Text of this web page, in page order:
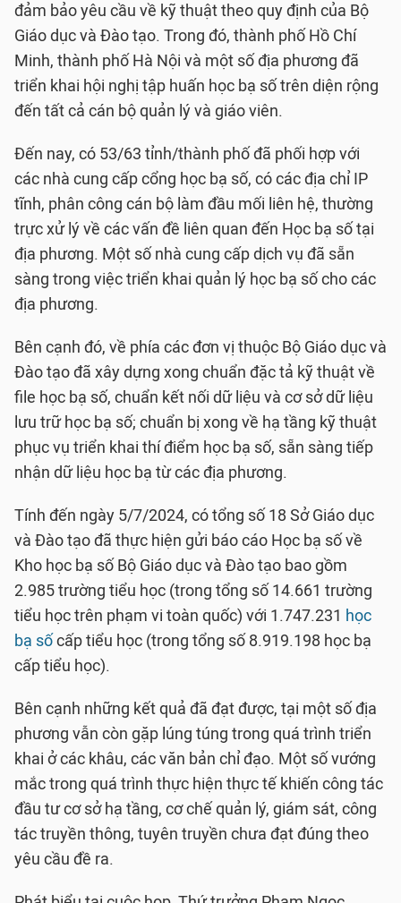
đảm bảo yêu cầu về kỹ thuật theo quy định của Bộ
Giáo dục và Đào tạo. Trong đó, thành phố Hồ Chí
Minh, thành phố Hà Nội và một số địa phương đã
triển khai hội nghị tập huấn học bạ số trên diện rộng
đến tất cả cán bộ quản lý và giáo viên.
Đến nay, có 53/63 tỉnh/thành phố đã phối hợp với
các nhà cung cấp cổng học bạ số, có các địa chỉ IP
tĩnh, phân công cán bộ làm đầu mối liên hệ, thường
trực xử lý về các vấn đề liên quan đến Học bạ số tại
địa phương. Một số nhà cung cấp dịch vụ đã sẵn
sàng trong việc triển khai quản lý học bạ số cho các
địa phương.
Bên cạnh đó, về phía các đơn vị thuộc Bộ Giáo dục và
Đào tạo đã xây dựng xong chuẩn đặc tả kỹ thuật về
file học bạ số, chuẩn kết nối dữ liệu và cơ sở dữ liệu
lưu trữ học bạ số; chuẩn bị xong về hạ tầng kỹ thuật
phục vụ triển khai thí điểm học bạ số, sẵn sàng tiếp
nhận dữ liệu học bạ từ các địa phương.
Tính đến ngày 5/7/2024, có tổng số 18 Sở Giáo dục
và Đào tạo đã thực hiện gửi báo cáo Học bạ số về
Kho học bạ số Bộ Giáo dục và Đào tạo bao gồm
2.985 trường tiểu học (trong tổng số 14.661 trường
tiểu học trên phạm vi toàn quốc) với 1.747.231 học
bạ sốcấp tiểu học (trong tổng số 8.919.198 học bạ
cấp tiểu học).
Bên cạnh những kết quả đã đạt được, tại một số địa
phương vẫn còn gặp lúng túng trong quá trình triển
khai ở các khâu, các văn bản chỉ đạo. Một số vướng
mắc trong quá trình thực hiện thực tế khiến công tác
đầu tư cơ sở hạ tầng, cơ chế quản lý, giám sát, công
tác truyền thông, tuyên truyền chưa đạt đúng theo
yêu cầu đề ra.